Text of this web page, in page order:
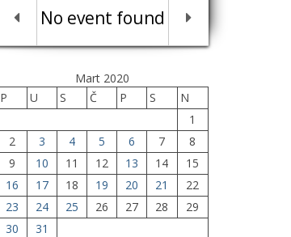
No event found
Mart 2020
P
U S Č P S
N
1
2
3 4 5 6 7
8
9
10 11 12 13 14
15
16
17 18 19 20 21
22
23
24 25 26 27 28
29
30
31